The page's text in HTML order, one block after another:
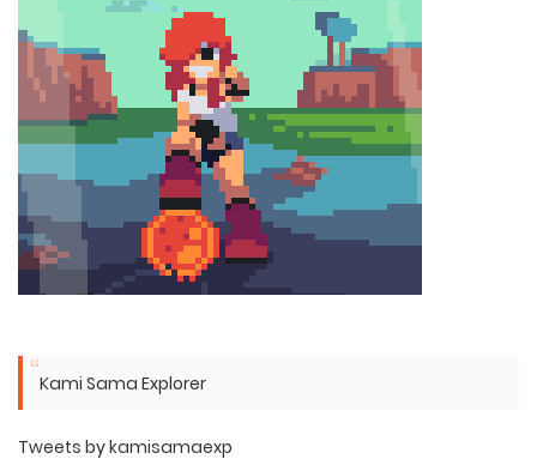
Kami Sama Explorer
Tweets by kamisamaexp